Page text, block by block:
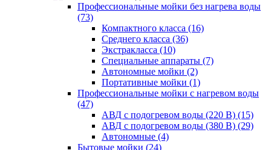
Профессиональные мойки без нагрева воды
(73)
Компактного класса (16)
Среднего класса (36)
Экстракласса (10)
Специальные аппараты (7)
Автономные мойки (2)
Портативные мойки (1)
Профессиональные мойки с нагревом воды
(47)
АВД с подогревом воды (220 В) (15)
АВД с подогревом воды (380 В) (29)
Автономные (4)
Бытовые мойки (24)